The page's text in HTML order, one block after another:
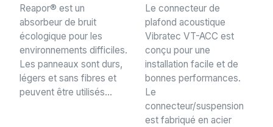
Reapor® est un
absorbeur de bruit
écologique pour les
environnements difficiles.
Les panneaux sont durs,
légers et sans fibres et
peuvent être utilisés...
Le connecteur de
plafond acoustique
Vibratec VT-ACC est
conçu pour une
installation facile et de
bonnes performances.
Le
connecteur/suspension
est fabriqué en acier